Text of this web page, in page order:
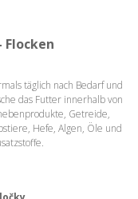
täglich nach Bedarf und
das Futter innerhalb von
Getreide,
Hefe, Algen, Öle und